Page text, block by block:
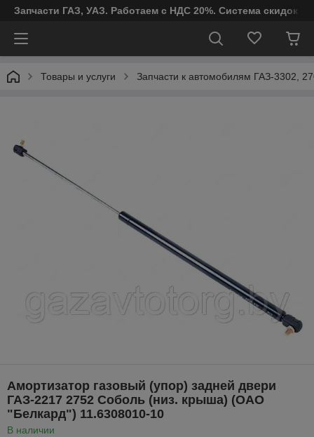
Запчасти ГАЗ, УАЗ. Работаем с НДС 20%. Система скидок
Товары и услуги Запчасти к автомобилям ГАЗ-3302,
Амортизатор газовый (упор) задней двери
ГАЗ-2217 2752 Соболь (низ. крыша) (ОАО
"Белкард") 11.6308010-10
В наличии